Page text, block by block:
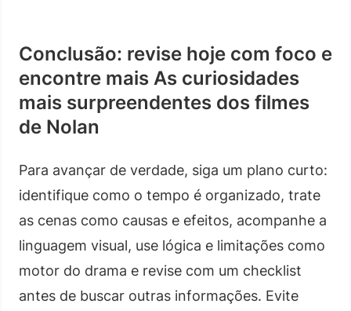
Conclusão: revise hoje com foco e
encontre mais As curiosidades
mais surpreendentes dos filmes
de Nolan
Para avançar de verdade, siga um plano curto:
identifique como o tempo é organizado, trate
as cenas como causas e efeitos, acompanhe a
linguagem visual, use lógica e limitações como
motor do drama e revise com um checklist
antes de buscar outras informações. Evite